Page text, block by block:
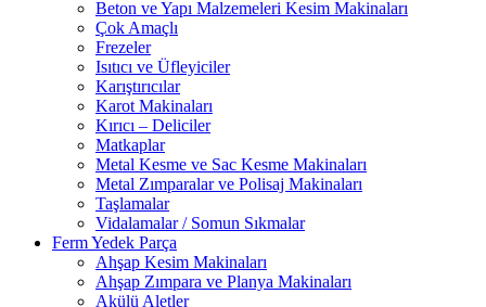
Beton ve Yapı Malzemeleri Kesim Makinaları
Çok Amaçlı
Frezeler
Isıtıcı ve Üfleyiciler
Karıştırıcılar
Karot Makinaları
Kırıcı – Deliciler
Matkaplar
Metal Kesme ve Sac Kesme Makinaları
Metal Zımparalar ve Polisaj Makinaları
Taşlamalar
Vidalamalar / Somun Sıkmalar
Ferm Yedek Parça
Ahşap Kesim Makinaları
Ahşap Zımpara ve Planya Makinaları
Akülü Aletler